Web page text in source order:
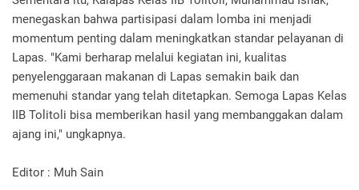
menegaskan bahwa partisipasi dalam lomba ini menjadi
momentum penting dalam meningkatkan standar pelayanan di
Lapas. "Kami berharap melalui kegiatan ini, kualitas
penyelenggaraan makanan di Lapas semakin baik dan
memenuhi standar yang telah ditetapkan. Semoga Lapas Kelas
IIB Tolitoli bisa memberikan hasil yang membanggakan dalam
ajang ini," ungkapnya.
Editor : Muh Sain